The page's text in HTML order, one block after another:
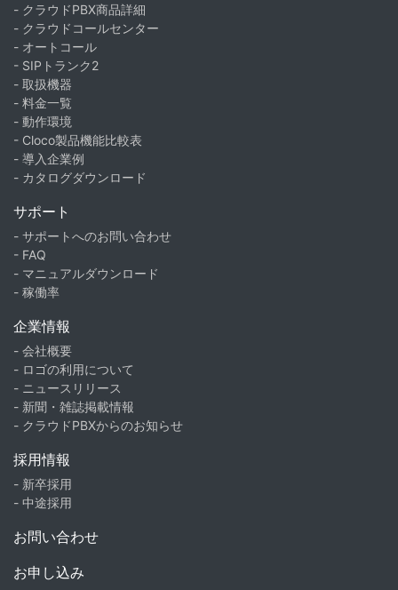
- クラウドPBX商品詳細
- クラウドコールセンター
- オートコール
- SIPトランク2
- 取扱機器
- 料金一覧
- 動作環境
- Cloco製品機能比較表
- 導入企業例
- カタログダウンロード
サポート
- サポートへのお問い合わせ
- FAQ
- マニュアルダウンロード
- 稼働率
企業情報
- 会社概要
- ロゴの利用について
- ニュースリリース
- 新聞・雑誌掲載情報
- クラウドPBXからのお知らせ
採用情報
- 新卒採用
- 中途採用
お問い合わせ
お申し込み